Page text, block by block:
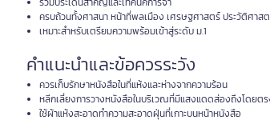
ครบถ้วนทั้งศาสนา หน้าที่พลเมือง เศรษฐศาสตร์ ประวัติศาส
เหมาะสำหรับเตรียมความพร้อมเข้าสู่ระดับ ม.1
คำแนะนำและข้อควรระวัง
ควรเก็บรักษาหนังสือในที่แห้งและห่างจากความร้อน
หลีกเลี่ยงการวางหนังสือในบริเวณที่มีแสงแดดส่องถึงโดยต
ใช้ผ้าแห้งสะอาดทำความสะอาดฝุ่นที่เกาะบนหน้าหนังสือ